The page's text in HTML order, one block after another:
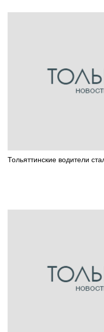
Тольяттинские водители